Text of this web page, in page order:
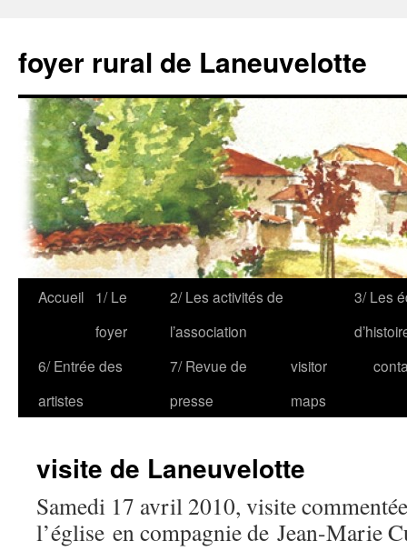
foyer rural de Laneuvelotte
Accueil
1/ Le
foyer
2/ Les activités de
l’association
3/ Les
6/ Entrée des
artistes
7/ Revue de
presse
visitor
maps
visite de Laneuvelotte
Samedi 17 avril 2010, visite
l’église en compagnie de Jean-Marie